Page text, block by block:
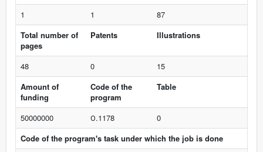
1 1
87
Total number of
pages
Patents Illustrations
48 0
15
Amount of
funding
Code of the
program
Table
50000000 О.1178
0
Code of the program's task under which the job is done